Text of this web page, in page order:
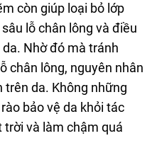
còn giúp loại bỏ lớp
lỗ chân lông và điều
Nhờ đó mà tránh
chân lông, nguyên nhân
trên da. Không những
bảo vệ da khỏi tác
và làm chậm quá